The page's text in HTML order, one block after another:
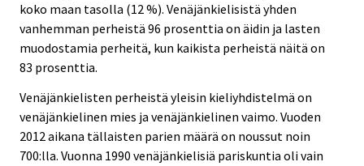
koko maan tasolla (12 %). Venäjänkielisistä yhden
vanhemman perheistä 96 prosenttia on äidin ja lasten
muodostamia perheitä, kun kaikista perheistä näitä on
83 prosenttia.
Venäjänkielisten perheistä yleisin kieliyhdistelmä on
venäjänkielinen mies ja venäjänkielinen vaimo. Vuoden
2012 aikana tällaisten parien määrä on noussut noin
700:lla. Vuonna 1990 venäjänkielisiä pariskuntia oli vain